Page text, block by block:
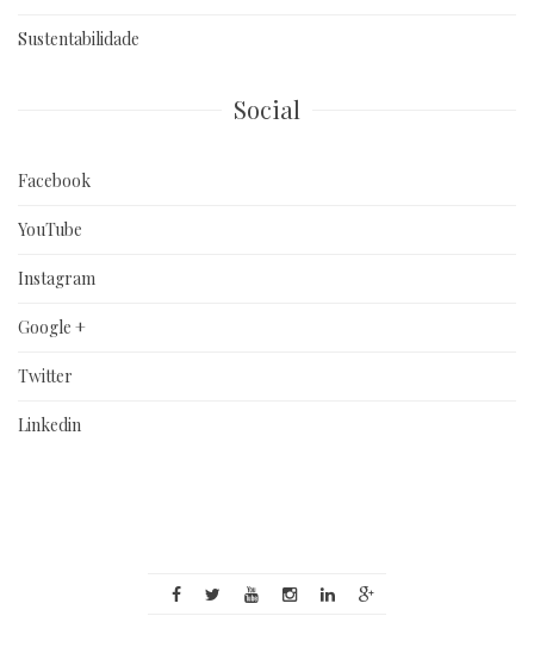
Sustentabilidade
Social
Facebook
YouTube
Instagram
Google +
Twitter
Linkedin